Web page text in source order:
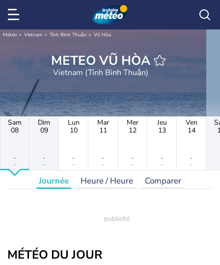
Météo Vietnam Tỉnh Bình Thuận Vũ Hòa
METEO VŨ HÒA
Vietnam (Tỉnh Bình Thuận)
Sam
08
-
-
Dim
09
-
-
Lun
10
-
-
Mar
11
-
-
Mer
12
-
-
Jeu
13
-
-
Ven
14
-
-
Journée Heure / Heure Comparer
MÉTÉO DU JOUR